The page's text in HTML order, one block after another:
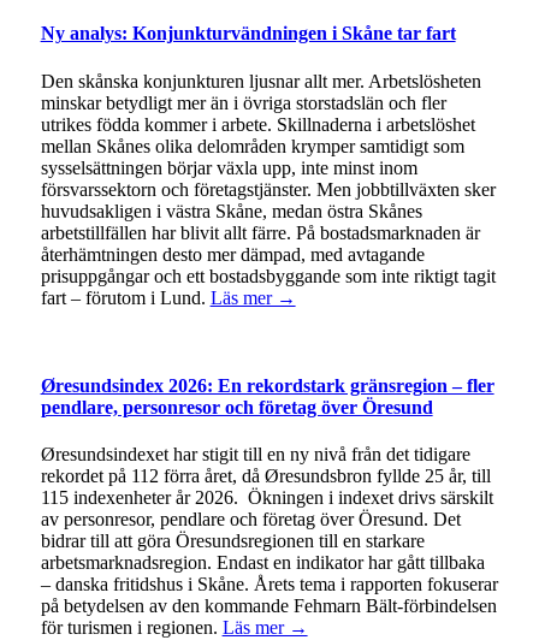
Ny analys: Konjunkturvändningen i Skåne tar fart
Den skånska konjunkturen ljusnar allt mer. Arbetslösheten
minskar betydligt mer än i övriga storstadslän och fler
utrikes födda kommer i arbete. Skillnaderna i arbetslöshet
mellan Skånes olika delområden krymper samtidigt som
sysselsättningen börjar växla upp, inte minst inom
försvarssektorn och företagstjänster. Men jobbtillväxten sker
huvudsakligen i västra Skåne, medan östra Skånes
arbetstillfällen har blivit allt färre. På bostadsmarknaden är
återhämtningen desto mer dämpad, med avtagande
prisuppgångar och ett bostadsbyggande som inte riktigt tagit
fart – förutom i Lund. Läs mer →
Øresundsindex 2026: En rekordstark gränsregion – fler
pendlare, personresor och företag över Öresund
Øresundsindexet har stigit till en ny nivå från det tidigare
rekordet på 112 förra året, då Øresundsbron fyllde 25 år, till
115 indexenheter år 2026. Ökningen i indexet drivs särskilt
av personresor, pendlare och företag över Öresund. Det
bidrar till att göra Öresundsregionen till en starkare
arbetsmarknadsregion. Endast en indikator har gått tillbaka
– danska fritidshus i Skåne. Årets tema i rapporten fokuserar
på betydelsen av den kommande Fehmarn Bält-förbindelsen
för turismen i regionen. Läs mer →